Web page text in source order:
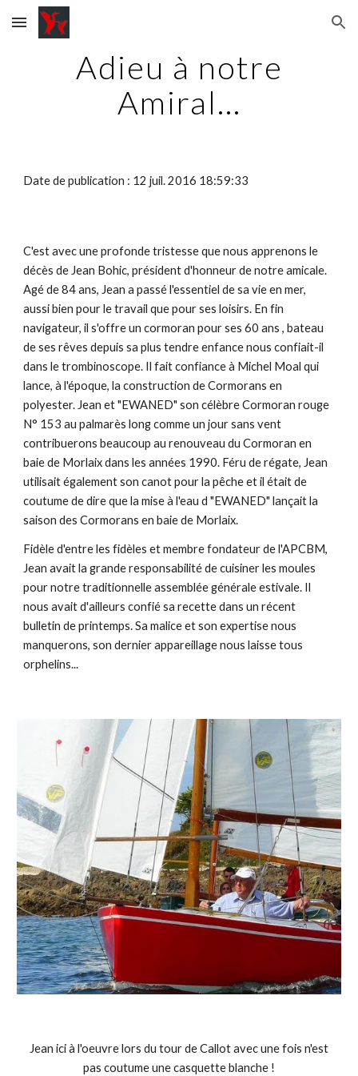
Skip to main content Skip to navigation
Adieu à notre
Amiral...
Date de publication : 12 juil. 2016 18:59:33
C'est avec une profonde tristesse que nous apprenons le
décès de Jean Bohic, président d'honneur de notre amicale.
Agé de 84 ans, Jean a passé l'essentiel de sa vie en mer,
aussi bien pour le travail que pour ses loisirs. En fin
navigateur, il s'offre un cormoran pour ses 60 ans , bateau
de ses rêves depuis sa plus tendre enfance nous confiait-il
dans le trombinoscope. Il fait confiance à Michel Moal qui
lance, à l'époque, la construction de Cormorans en
polyester. Jean et "EWANED" son célèbre Cormoran rouge
N° 153 au palmarès long comme un jour sans vent
contribuerons beaucoup au renouveau du Cormoran en
baie de Morlaix dans les années 1990. Féru de régate, Jean
utilisait également son canot pour la pêche et il était de
coutume de dire que la mise à l'eau d "EWANED" lançait la
saison des Cormorans en baie de Morlaix.
Fidèle d'entre les fidèles et membre fondateur de l'APCBM,
Jean avait la grande responsabilité de cuisiner les moules
pour notre traditionnelle assemblée générale estivale. Il
nous avait d'ailleurs confié sa recette dans un récent
bulletin de printemps. Sa malice et son expertise nous
manquerons, son dernier appareillage nous laisse tous
orphelins...
Jean ici à l'oeuvre lors du tour de Callot avec une fois n'est
pas coutume une casquette blanche !